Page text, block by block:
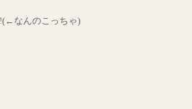
なんのこっちゃ)